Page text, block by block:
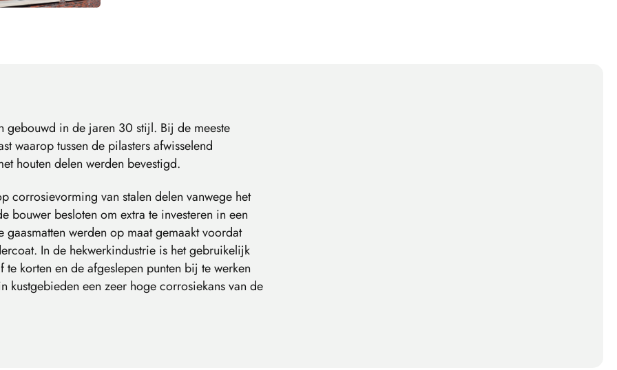
gebouwd in de jaren 30 stijl. Bij de meeste
waarop tussen de pilasters afwisselend
houten delen werden bevestigd.
corrosievorming van stalen delen vanwege het
bouwer besloten om extra te investeren in een
werden op maat gemaakt voordat
In de hekwerkindustrie is het gebruikelijk
korten en de afgeslepen punten bij te werken
kustgebieden een zeer hoge corrosiekans van de